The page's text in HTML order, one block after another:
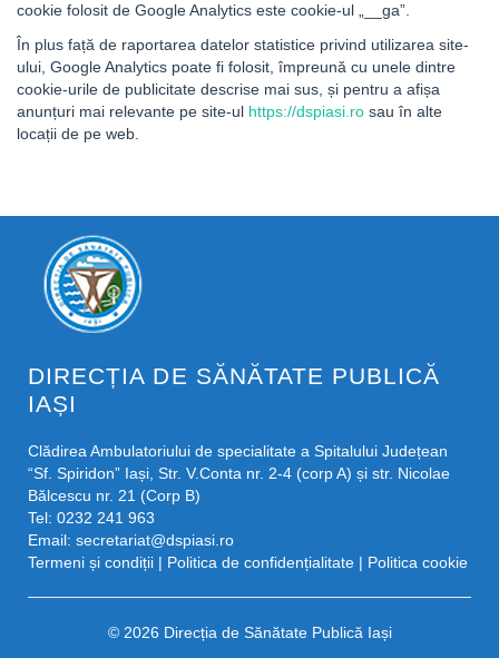
cookie folosit de Google Analytics este cookie-ul „__ga”.
În plus față de raportarea datelor statistice privind utilizarea site-
ului, Google Analytics poate fi folosit, împreună cu unele dintre
cookie-urile de publicitate descrise mai sus, și pentru a afișa
anunțuri mai relevante pe site-ul https://dspiasi.ro sau în alte
locații de pe web.
DIRECȚIA DE SĂNĂTATE PUBLICĂ
IAȘI
Clădirea Ambulatoriului de specialitate a Spitalului Județean
“Sf. Spiridon” Iași, Str. V.Conta nr. 2-4 (corp A) și str. Nicolae
Bălcescu nr. 21 (Corp B)
Tel: 0232 241 963
Email: secretariat@dspiasi.ro
Termeni și condiții | Politica de confidențialitate | Politica cookie
© 2026 Direcția de Sănătate Publică Iași